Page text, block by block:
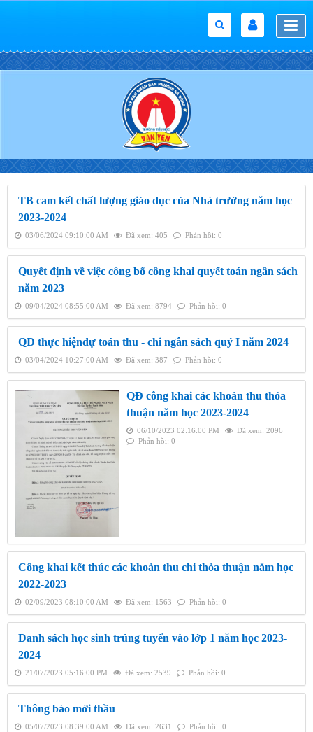
TB cam kết chất lượng giáo dục của Nhà trường năm học
2023-2024
03/06/2024 09:10:00 AM Đã xem: 405 Phản hồi: 0
Quyết định về việc công bố công khai quyết toán ngân sách
năm 2023
09/04/2024 08:55:00 AM Đã xem: 8794 Phản hồi: 0
QĐ thực hiệndự toán thu - chi ngân sách quý I năm 2024
03/04/2024 10:27:00 AM Đã xem: 387 Phản hồi: 0
QĐ công khai các khoản thu thỏa
thuận năm học 2023-2024
06/10/2023 02:16:00 PM
Đã xem: 2096
Phản hồi: 0
Công khai kết thúc các khoản thu chi thỏa thuận năm học
2022-2023
02/09/2023 08:10:00 AM Đã xem: 1563 Phản hồi: 0
Danh sách học sinh trúng tuyển vào lớp 1 năm học 2023-
2024
21/07/2023 05:16:00 PM Đã xem: 2539 Phản hồi: 0
Thông báo mời thầu
05/07/2023 08:39:00 AM Đã xem: 2631 Phản hồi: 0